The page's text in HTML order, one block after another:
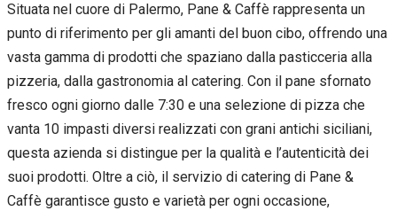
Situata nel cuore di Palermo, Pane & Caffè rappresenta un
punto di riferimento per gli amanti del buon cibo, offrendo una
vasta gamma di prodotti che spaziano dalla pasticceria alla
pizzeria, dalla gastronomia al catering. Con il pane sfornato
fresco ogni giorno dalle 7:30 e una selezione di pizza che
vanta 10 impasti diversi realizzati con grani antichi siciliani,
questa azienda si distingue per la qualità e l’autenticità dei
suoi prodotti. Oltre a ciò, il servizio di catering di Pane &
Caffè garantisce gusto e varietà per ogni occasione,